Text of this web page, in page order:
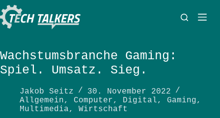
Zum
Inhalt
springen
Wachstumsbranche Gaming:
Spiel. Umsatz. Sieg.
Jakob Seitz
30. November 2022
Allgemein, Computer, Digital, Gaming,
Multimedia, Wirtschaft